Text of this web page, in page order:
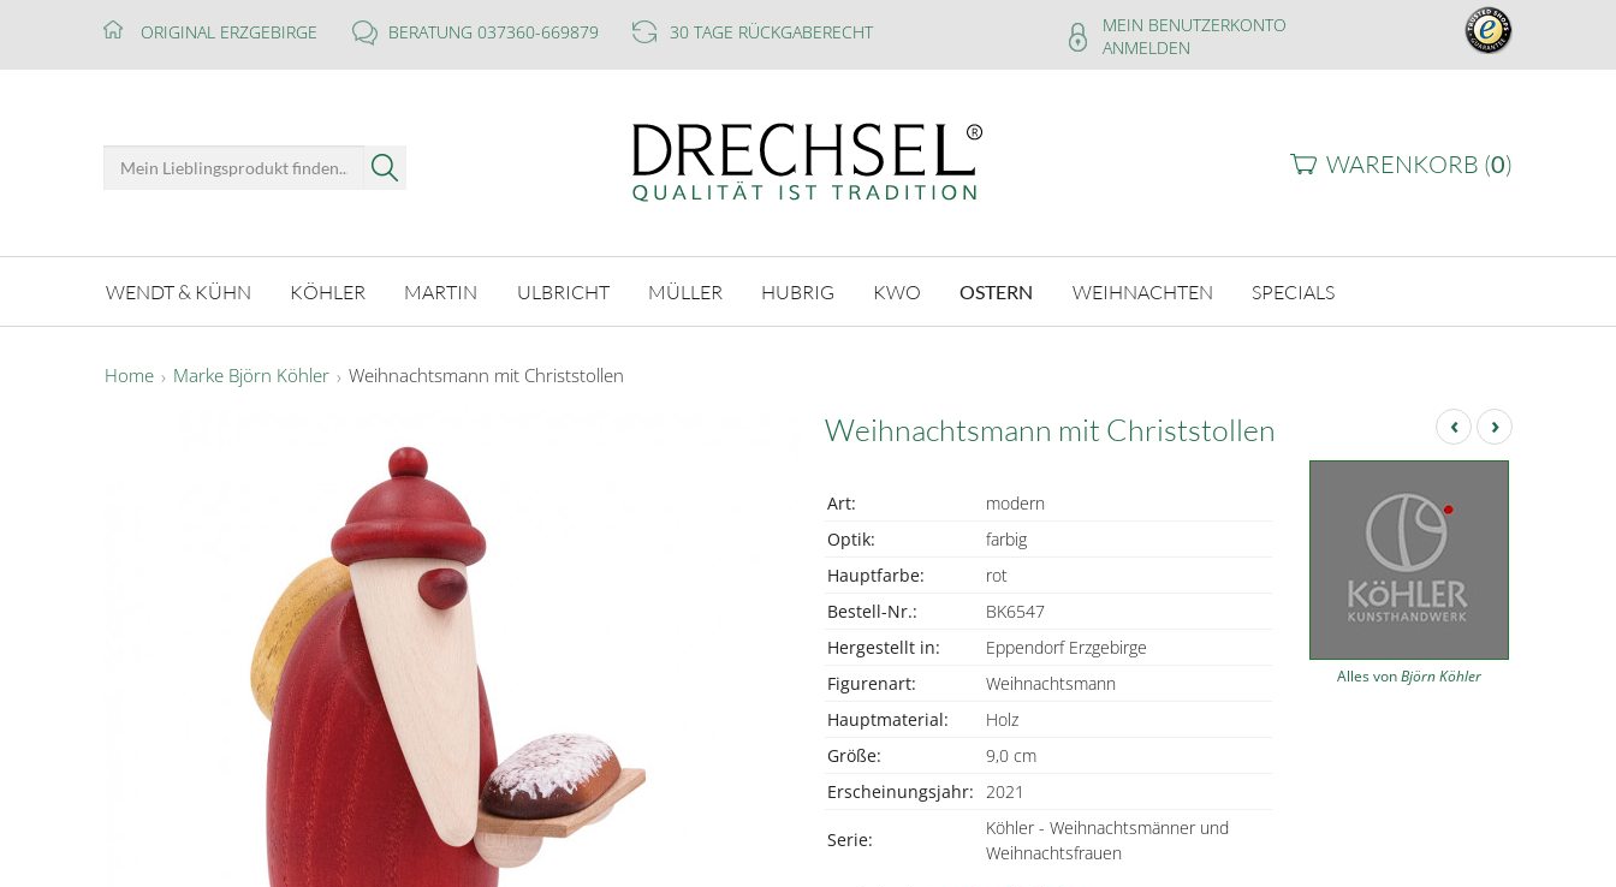
ORIGINAL ERZGEBIRGE BERATUNG 037360-669879 30 TAGE RÜCKGABERECHT
MEIN BENUTZERKONTO
ANMELDEN
WARENKORB (0)
WENDT & KÜHN KÖHLER MARTIN ULBRICHT MÜLLER HUBRIG KWO OSTERN WEIHNACHTEN SPECIALS
Home Marke Björn Köhler Weihnachtsmann mit Christstollen
‹ ›
Weihnachtsmann mit Christstollen
Art:
modern
Optik:
farbig
Hauptfarbe:
rot
Bestell-Nr.:
BK6547
Hergestellt in:
Eppendorf Erzgebirge
Figurenart:
Weihnachtsmann
Hauptmaterial:
Holz
Größe:
9,0 cm
Erscheinungsjahr: 2021
Serie:
Köhler - Weihnachtsmänner und
Weihnachtsfrauen
Alles vonBjörn Köhler